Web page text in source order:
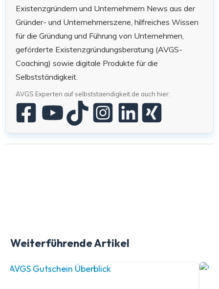
Existenzgründern und Unternehmern News aus der
Gründer- und Unternehmerszene, hilfreiches Wissen
für die Gründung und Führung von Unternehmen,
geförderte Existenzgründungsberatung (AVGS-
Coaching) sowie digitale Produkte für die
Selbstständigkeit.
AVGS Experten auf selbststaendigkeit.de auch hier:
Weiterführende Artikel